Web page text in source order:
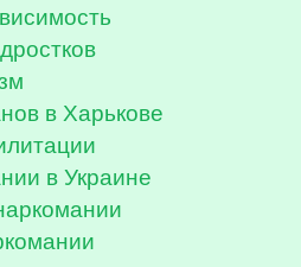
в Харькове
в Украине